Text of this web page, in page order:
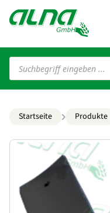
Products
search
Startseite Produkte